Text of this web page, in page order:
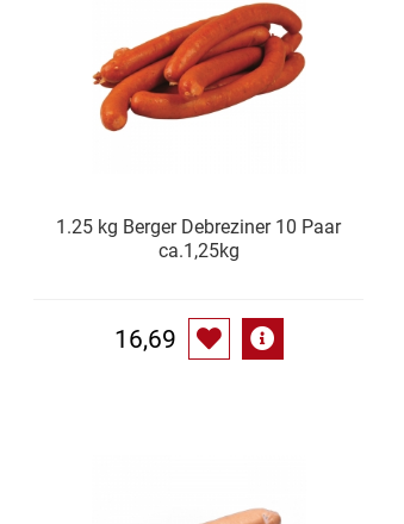
1.25 kg Berger Debreziner 10 Paar
ca.1,25kg
16,69